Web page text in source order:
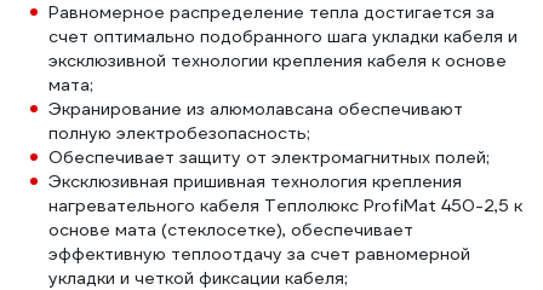
Равномерное распределение тепла достигается за
счет оптимально подобранного шага укладки кабеля и
эксклюзивной технологии крепления кабеля к основе
мата;
Экранирование из алюмолавсана обеспечивают
полную электробезопасность;
Обеспечивает защиту от электромагнитных полей;
Эксклюзивная пришивная технология крепления
нагревательного кабеля Теплолюкс ProfiMat 450-2,5 к
основе мата (стеклосетке), обеспечивает
эффективную теплоотдачу за счет равномерной
укладки и четкой фиксации кабеля;